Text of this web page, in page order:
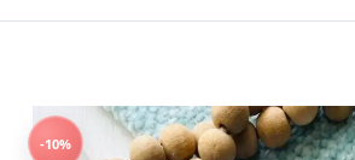
-10%